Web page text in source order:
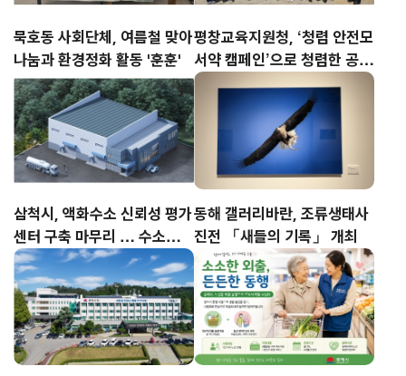
묵호동 사회단체, 여름철 맞아
나눔과 환경정화 활동 '훈훈'
평창교육지원청, ‘청렴 안전모
서약 캠페인’으로 청렴한 공사
문화 조성
삼척시, 액화수소 신뢰성 평가
센터 구축 마무리 … 수소기업
유치 핵심 기반 마련
동해 갤러리바란, 조류생태사
진전 「새들의 기록」 개최